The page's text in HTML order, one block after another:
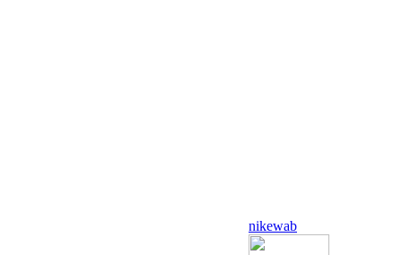
nikewab